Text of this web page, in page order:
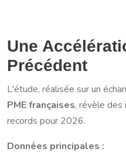
Une
Précédent
L'étude, réalisée sur un
PME françaises, révèle
records pour 2026.
Données principales :